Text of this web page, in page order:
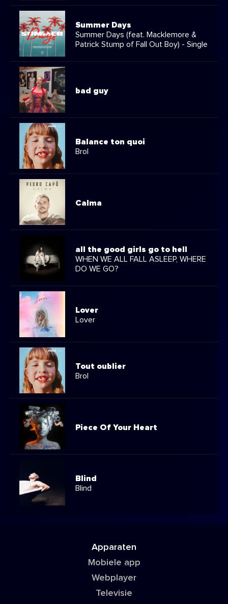
Summer Days
Summer Days (feat. Macklemore &
Patrick Stump of Fall Out Boy) - Single
bad guy
Balance ton quoi
Brol
Calma
all the good girls go to hell
WHEN WE ALL FALL ASLEEP, WHERE
DO WE GO?
Lover
Lover
Tout oublier
Brol
Piece Of Your Heart
Blind
Blind
Apparaten
Mobiele app
Webplayer
Televisie